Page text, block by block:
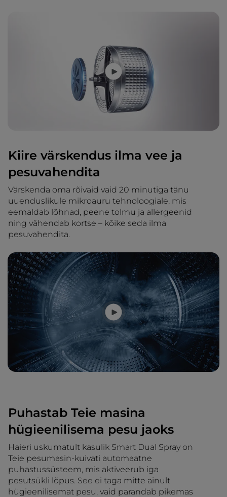
Kiire värskendus ilma vee ja
pesuvahendita
Värskenda oma rõivaid vaid 20 minutiga tänu
uuenduslikule mikroauru tehnoloogiale, mis
eemaldab lõhnad, peene tolmu ja allergeenid
ning vähendab kortse – kõike seda ilma
pesuvahendita.
Puhastab Teie masina
hügieenilisema pesu jaoks
Haieri uskumatult kasulik Smart Dual Spray on
Teie pesumasin-kuivati automaatne
puhastussüsteem, mis aktiveerub iga
pesutsükli lõpus. See ei taga mitte ainult
hügieenilisemat pesu, vaid parandab pikemas